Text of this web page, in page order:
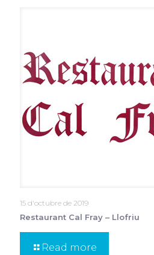
15 d'octubre de 2019
Restaurant Cal Fray – Llofriu
Read more